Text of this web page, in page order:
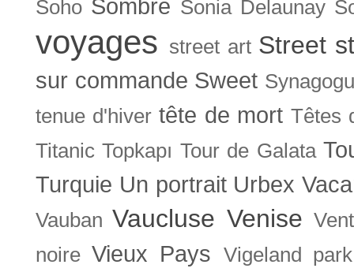
Soho Sombre Sonia Delaunay
voyages street art Street
sur commande Sweet
tenue d'hiver tête de mort Têtes
Titanic Topkapı Tour de Galata
Turquie Un portrait Urbex
Vauban Vaucluse Venise
noire Vieux Pays
Vigeland park